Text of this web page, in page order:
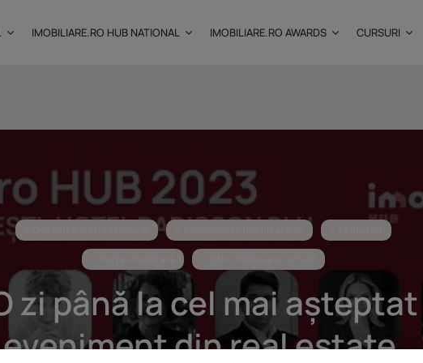
IMOBILIARE.RO HUB NATIONAL IMOBILIARE.RO AWARDS CURSURI
Câtă
Min
Investițiile publice și
private remodelează...
25 noiembrie 2025 9 Min
zi până la cel mai așteptat
eveniment din real estate.